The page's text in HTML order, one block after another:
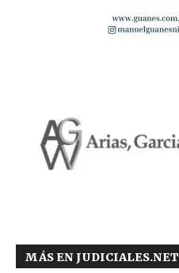
MÁS EN JUDICIALES.NET